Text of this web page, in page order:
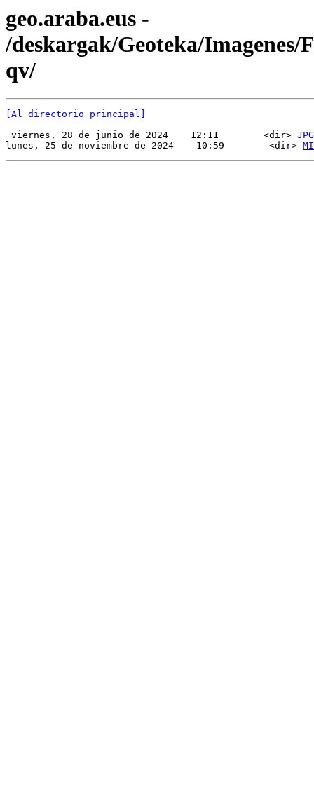
geo.araba.eus -
/deskargak/Geoteka/Imagenes/
qv/
[Al directorio principal]
viernes, 28 de junio de 2024    12:11        <dir> JPG
lunes, 25 de noviembre de 2024    10:59        <dir>